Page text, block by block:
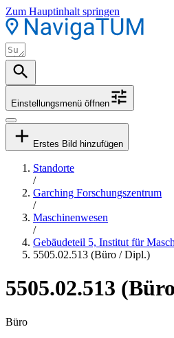
Zum Hauptinhalt springen
Einstellungsmenü öffnen
Erstes Bild hinzufügen
Standorte
/
Garching Forschungszentrum
/
Maschinenwesen
/
Gebäudeteil 5, Institut für
5505.02.513 (Büro / Dipl.)
5505.02.513
Büro